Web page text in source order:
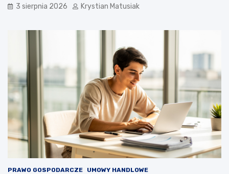
3 sierpnia 2026 Krystian Matusiak
PRAWO GOSPODARCZE UMOWY HANDLOWE